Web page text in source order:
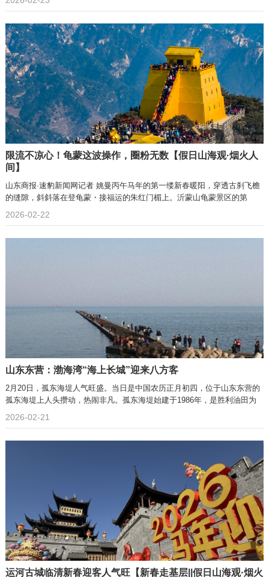
限流不凉心！龟蒙这波操作，圈粉无数【假日山海观·烟火人
间】
山东商报·速豹新闻网记者 姚曼丙午马年的第一缕新春暖阳，穿透古刹飞檐
的缝隙，斜斜落在登龟蒙・接福运的朱红门楣上。沂蒙山龟蒙景区的第
2026-02-22
山东东营：渤海湾“海上长城”迎来八方客
2月20日，孤东海堤人气旺盛。当日是中国农历正月初四，位于山东东营的
孤东海堤上人头攒动，热闹非凡。孤东海堤始建于1986年，是胜利油田为
2026-02-21
运河古城临清新春迎客人气旺【新春走基层||假日山海观·烟火